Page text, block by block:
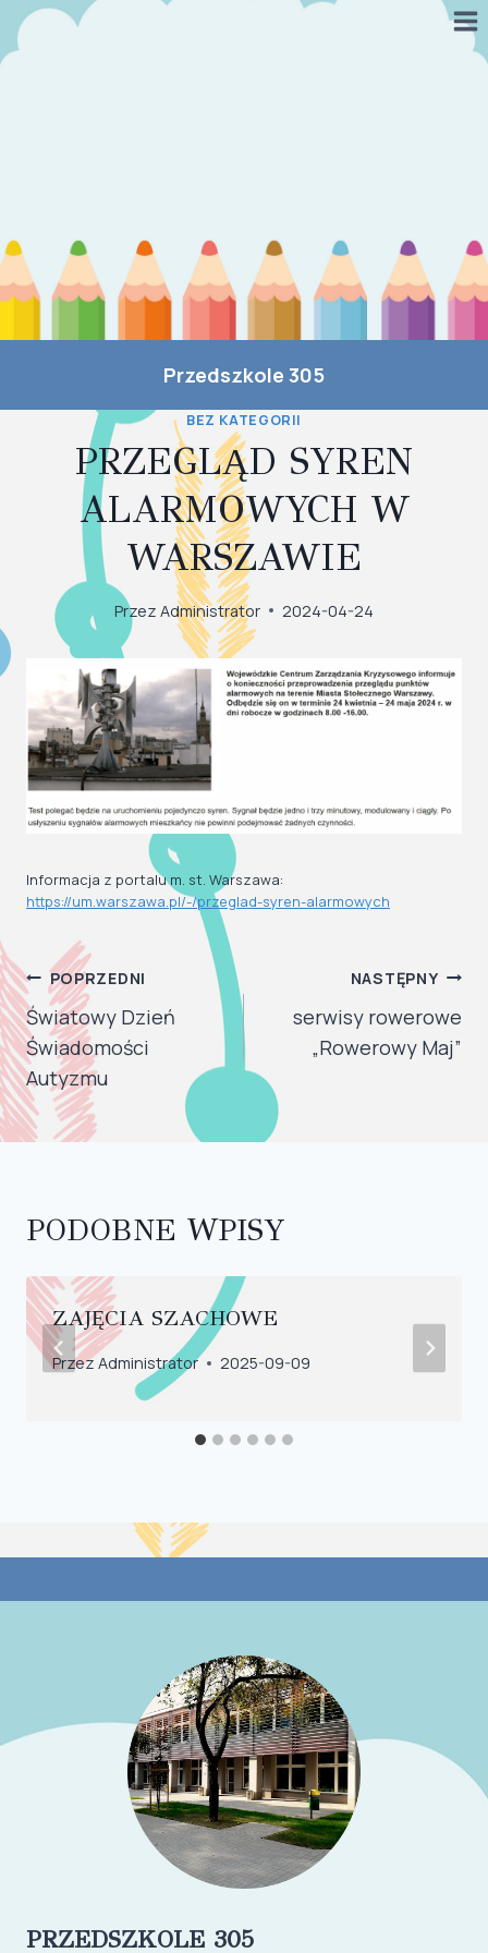
Przejdź
do
Przedszkole 305
BEZ KATEGORII
PRZEGLĄD SYREN
ALARMOWYCH W
WARSZAWIE
Przez Administrator 2024-04-24
Informacja z portalu m. st. Warszawa:
https://um.warszawa.pl/-/przeglad-syren-alarmowych
NAWIGACJA
WPISU
POPRZEDNI
Światowy Dzień
Świadomości
Autyzmu
NASTĘPNY
serwisy rowerowe
„Rowerowy Maj”
PODOBNE WPISY
ZAJĘCIA SZACHOWE
PrzezAdministrator 2025-09-09
PRZEDSZKOLE 305